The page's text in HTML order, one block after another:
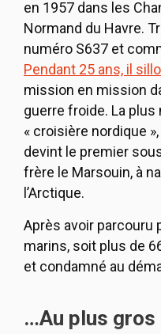
en 1957 dans les
Normand du Havre.
numéro S637 et
Pendant 25 ans, il
mission en mission
guerre froide. La
« croisière nordique
devint le premier
frère le Marsouin, à
l’Arctique.
Après avoir parcouru
marins, soit plus de
et condamné au
…Au plus gros